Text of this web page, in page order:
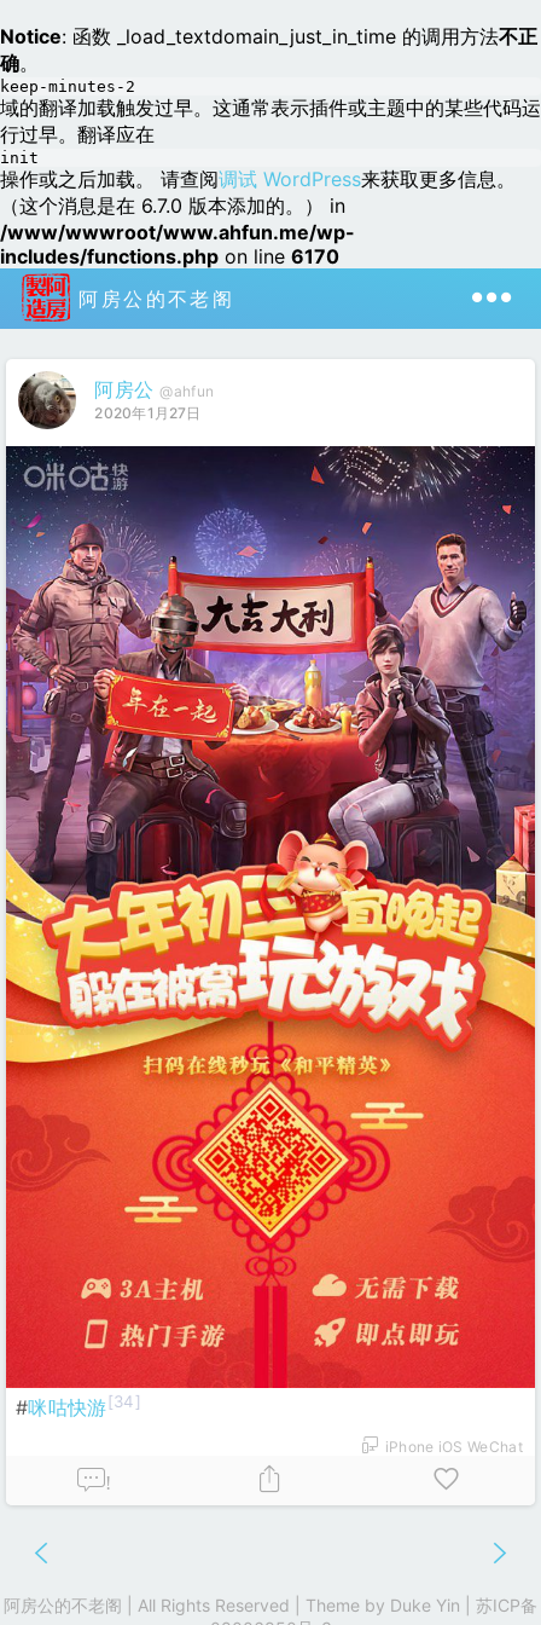
Notice: 函数 _load_textdomain_just_in_time 的调用方法不正
确。
keep-minutes-2
域的翻译加载触发过早。这通常表示插件或主题中的某些代码运
行过早。翻译应在
init
操作或之后加载。 请查阅调试 WordPress来获取更多信息。
（这个消息是在 6.7.0 版本添加的。） in
/www/wwwroot/www.ahfun.me/wp-
includes/functions.php on line 6170
阿房公的不老阁
阿房公 @ahfun
2020年1月27日
#咪咕快游[34]
iPhone iOS WeChat
!
阿房公的不老阁 | All Rights Reserved | Theme by Duke Yin
苏ICP备